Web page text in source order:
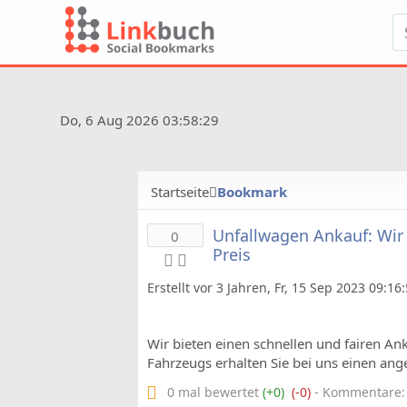
Do, 6 Aug 2026 03:58:29
Startseite Bookmark
0
Unfallwagen Ankauf:
Preis
Erstellt vor 3 Jahren, Fr, 15 Sep 2023
Wir bieten einen schnellen und fairen
Fahrzeugs erhalten Sie bei uns einen
0 mal bewertet (+0) (-0) -